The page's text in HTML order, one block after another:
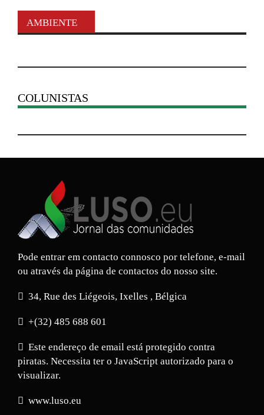
AMBIENTE
COLUNISTAS
Pode entrar em contacto connosco por telefone, e-mail
ou através da página de contactos do nosso site.
34, Rue des Liégeois, Ixelles , Bélgica
+(32) 485 688 601
Este endereço de email está protegido contra
piratas. Necessita ter o JavaScript autorizado para o
visualizar.
www.luso.eu